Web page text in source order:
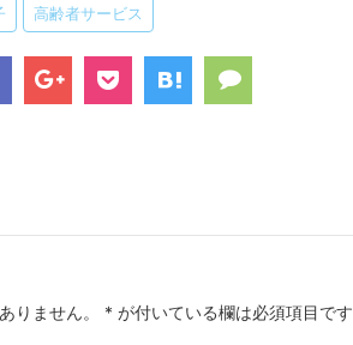
高齢者サービス
りません。 * が付いている欄は必須項目です